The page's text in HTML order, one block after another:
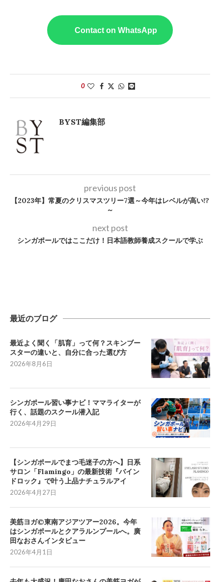
Contact on WhatsApp
0
BYST編集部
previous post
【2023年】常夏のクリスマスツリー7選～今年はレベルが高い!?
～
next post
シンガポールではここだけ！日本語教師養成スクールで学ぶ
最近のブログ
最近よく聞く「肌育」って何？スキンブー
スターの違いと、自分に合った選び方
2026年8月6日
シンガポール習い事ナビ！ママライターが
行く、話題のスクール潜入記
2026年4月29日
【シンガポールでまつ毛迷子の方へ】日系
サロン「Flamingo」の最新技術『バイン
ドロック』で叶う上品ナチュラルアイ
2026年4月27日
美筋ヨガ©東南アジアツアー2026。今年
はシンガポールとクアラルンプールへ。廣
田なおさんインタビュー
2026年4月1日